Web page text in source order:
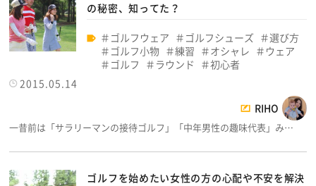
の秘密、知ってた？
ゴルフウェア ゴルフシューズ
選び方
ゴルフ小物
練習 オシャレ
ウェア
ゴルフ
ラウンド
初心者
2015.05.14
RIHO
一昔前は「サラリーマンの接待ゴルフ」「中年男性の趣味代表」み…
ゴルフを始めたい女性の方の心配や不安を解決